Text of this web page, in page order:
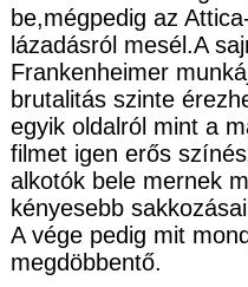
be,mégpedig az
lázadásról mesél.A
Frankenheimer
brutalitás szinte
egyik oldalról mint a
filmet igen erős
alkotók bele mernek
kényesebb
A vége pedig mit
megdöbbentő.